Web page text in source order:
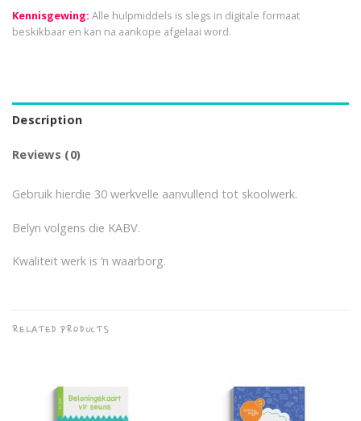
Kennisgewing: Alle hulpmiddels is slegs in digitale formaat
beskikbaar en kan na aankope afgelaai word.
Description
Reviews (0)
Gebruik hierdie 30 werkvelle aanvullend tot skoolwerk.
Belyn volgens die KABV.
Kwaliteit werk is ‘n waarborg.
RELATED PRODUCTS